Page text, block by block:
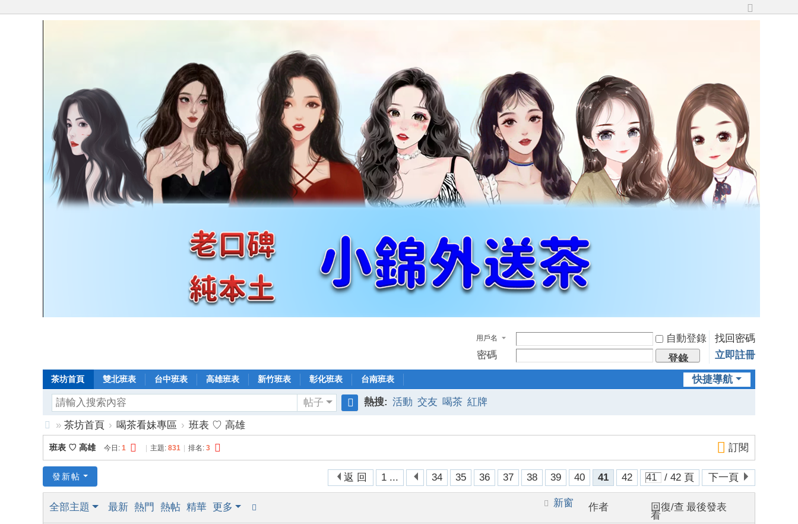
切
用戶名 自動登錄
找回密碼
密碼
登錄 立即註冊
快捷導航
茶坊首頁 雙北班表 台中班表 高雄班表 新竹班表 彰化班表 台南班表
帖子
索
熱搜: 活動 交友 喝茶 紅牌
8
年
口
碑
» 茶坊首頁 › 喝茶看妹專區 › 班表 ♡ 高雄
訂閱
班表 ♡ 高雄 今日: 1 主題: 831 排名: 3
1 ... 34 35 36 37 38 39 40 41 42 / 42 頁 下一頁
返 回
發新帖
新窗
全部主題 最新 熱門 熱帖 精華 更多 作者 回復/查
看
最後發表